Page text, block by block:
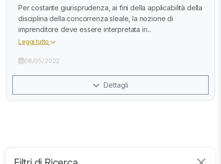
Per costante giurisprudenza, ai fini della applicabilità della
disciplina della concorrenza sleale, la nozione di
imprenditore deve essere interpretata in...
Leggi tutto
08/05/2022
Dettagli